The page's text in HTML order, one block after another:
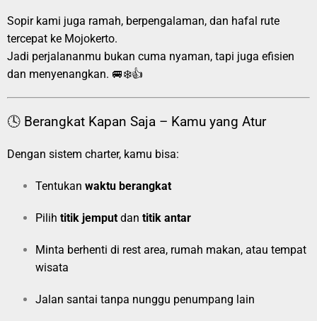
Sopir kami juga ramah, berpengalaman, dan hafal rute
tercepat ke Mojokerto.
Jadi perjalananmu bukan cuma nyaman, tapi juga efisien
dan menyenangkan. 🚐❄️👍
🕓 Berangkat Kapan Saja – Kamu yang Atur
Dengan sistem charter, kamu bisa:
Tentukan waktu berangkat
Pilih titik jemput dan titik antar
Minta berhenti di rest area, rumah makan, atau tempat
wisata
Jalan santai tanpa nunggu penumpang lain